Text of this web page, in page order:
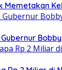
Memetakan